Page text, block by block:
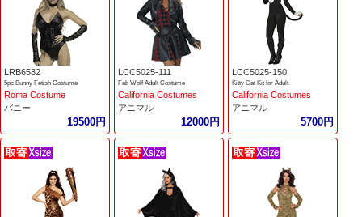
LRB6582
5pc Bunny Fetish Costume
Roma Costume
バニー
19500円
LCC5025-111
Fab Wolf Adult Costume
California Costumes
アニマル
12000円
LCC5025-150
Kitty Cat Kit for Adult
California Costumes
アニマル
5700円